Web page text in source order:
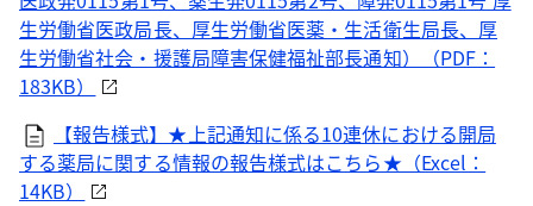
生労働省医政局長、厚生労働省医薬・生活衛生局長、厚
生労働省社会・援護局障害保健福祉部長通知）（PDF：
183KB）
【報告様式】★上記通知に係る10連休における開局
する薬局に関する情報の報告様式はこちら★（Excel：
14KB）